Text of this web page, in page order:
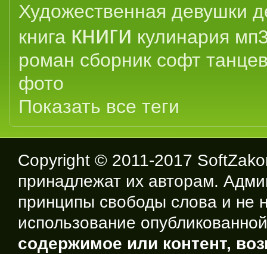
Художественная девушки
книга книги кулинария
роман сборник софт
фото
Показать все теги
Copyright © 2011-2017
принадлежат их авторам.
принципы свободы слова и не
использование
содержимое или контент,